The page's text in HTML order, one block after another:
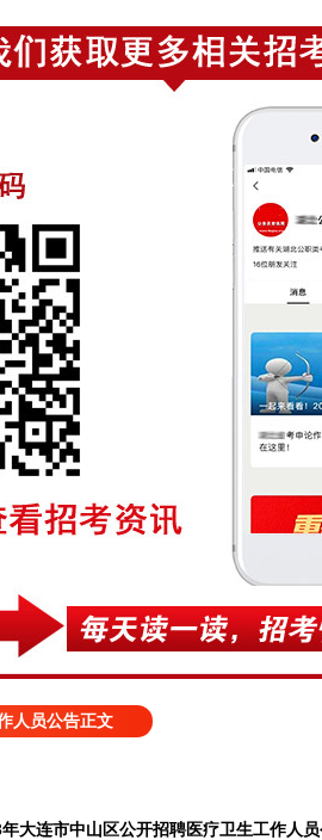
人员公告正文
大连市中山区公开招聘医疗卫生工作人